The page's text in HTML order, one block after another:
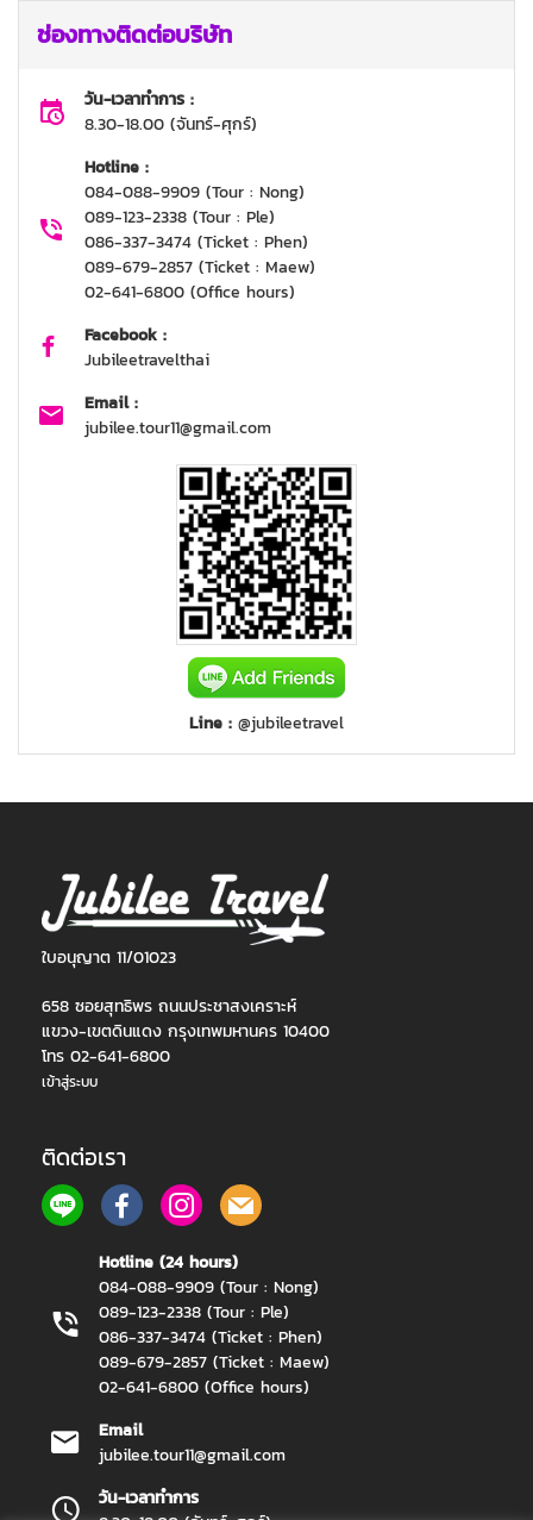
ช่องทางติดต่อบริษัท
วัน-เวลาทำการ :
8.30-18.00 (จันทร์-ศุกร์)
Hotline :
084-088-9909 (Tour : Nong)
089-123-2338 (Tour : Ple)
086-337-3474 (Ticket : Phen)
089-679-2857 (Ticket : Maew)
02-641-6800 (Office hours)
Facebook :
Jubileetravelthai
Email :
jubilee.tour11@gmail.com
Line : @jubileetravel
ใบอนุญาต 11/01023
658 ซอยสุทธิพร ถนนประชาสงเคราะห์
แขวง-เขตดินแดง กรุงเทพมหานคร 10400
โทร 02-641-6800
เข้าสู่ระบบ
ติดต่อเรา
Hotline (24 hours)
084-088-9909 (Tour : Nong)
089-123-2338 (Tour : Ple)
086-337-3474 (Ticket : Phen)
089-679-2857 (Ticket : Maew)
02-641-6800 (Office hours)
Email
jubilee.tour11@gmail.com
วัน-เวลาทำการ